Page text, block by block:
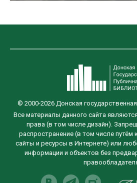
© 2000-2026 Донская
Все материалы данного сайта
права (в том числе дизайн).
распространение (в том числе путём
сайты и ресурсы в Интернете) или
информации и объектов без